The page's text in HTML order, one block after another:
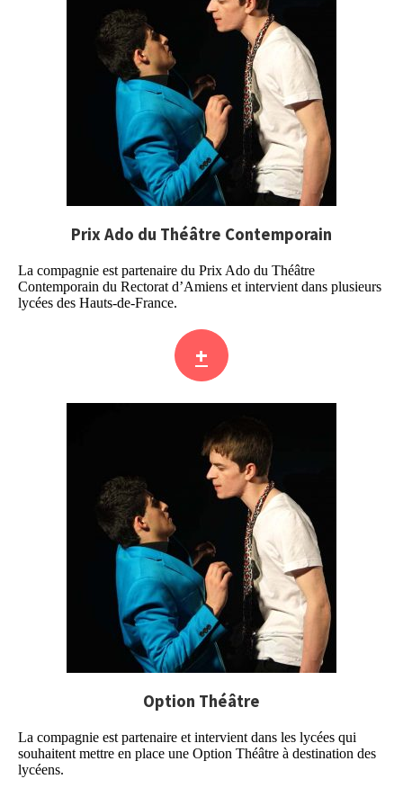
Prix Ado du Théâtre Contemporain
La compagnie est partenaire du Prix Ado du Théâtre
Contemporain du Rectorat d’Amiens et intervient dans plusieurs
lycées des Hauts-de-France.
+
Option Théâtre
La compagnie est partenaire et intervient dans les lycées qui
souhaitent mettre en place une Option Théâtre à destination des
lycéens.